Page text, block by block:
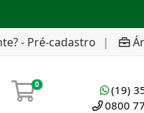
- Pré-cadastro |
0
(19)
0800